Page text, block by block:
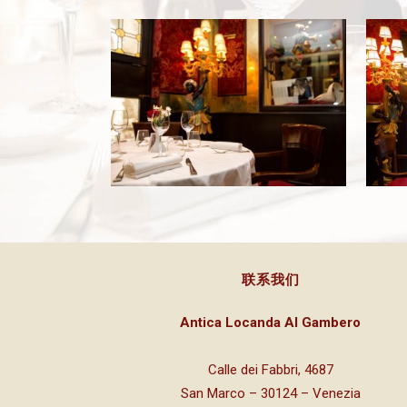
联系我们
Antica Locanda Al Gambero
Calle dei Fabbri, 4687
San Marco – 30124 – Venezia